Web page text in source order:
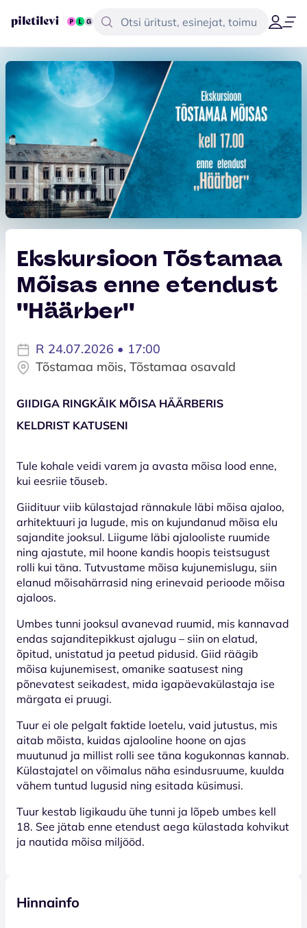
Ekskursioon Tõstamaa
Mõisas enne etendust
''Häärber''
R 24.07.2026 • 17:00
Tõstamaa mõis, Tõstamaa osavald
GIIDIGA RINGKÄIK MÕISA HÄÄRBERIS
KELDRIST KATUSENI
Tule kohale veidi varem ja avasta mõisa lood enne,
kui eesriie tõuseb.
Giidituur viib külastajad rännakule läbi mõisa ajaloo,
arhitektuuri ja lugude, mis on kujundanud mõisa elu
sajandite jooksul. Liigume läbi ajalooliste ruumide
ning ajastute, mil hoone kandis hoopis teistsugust
rolli kui täna. Tutvustame mõisa kujunemislugu, siin
elanud mõisahärrasid ning erinevaid perioode mõisa
ajaloos.
Umbes tunni jooksul avanevad ruumid, mis kannavad
endas sajanditepikkust ajalugu – siin on elatud,
õpitud, unistatud ja peetud pidusid. Giid räägib
mõisa kujunemisest, omanike saatusest ning
põnevatest seikadest, mida igapäevakülastaja ise
märgata ei pruugi.
Tuur ei ole pelgalt faktide loetelu, vaid jutustus, mis
aitab mõista, kuidas ajalooline hoone on ajas
muutunud ja millist rolli see täna kogukonnas kannab.
Külastajatel on võimalus näha esindusruume, kuulda
vähem tuntud lugusid ning esitada küsimusi.
Tuur kestab ligikaudu ühe tunni ja lõpeb umbes kell
18. See jätab enne etendust aega külastada kohvikut
ja nautida mõisa miljööd.
Hinnainfo